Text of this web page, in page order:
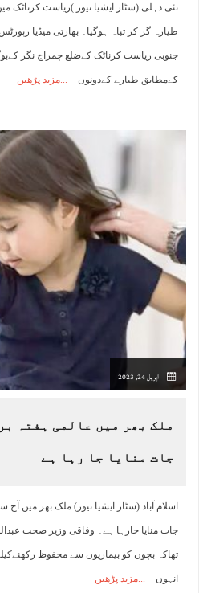
نئی دہلی (سٹار ایشیا نیوز )ریاست کرناٹک
طیارہ گر کر تباہ ہوگیا۔ بھارتی میڈیا
جنوبی ریاست کرناٹک کےضلع چمراج نگر
کےمطابق طیارے کےدونوں مزید پڑھیں
اپریل 24, 2023
ملک بھر میں عالمی ہفتہ
جات منایا جا رہا ہے
اسلام آباد (سٹار ایشیا نیوز) ملک بھر میں
جات منایا جارہا ہے۔ وفاقی وزیر صحت
تھاکہ بچوں کو بیماریوں سے محفوظ
انہوں مزید پڑھیں